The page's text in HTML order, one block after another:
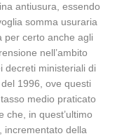
antiusura, essendo
somma usuraria
per certo anche agli
nell’ambito
decreti ministeriali di
1996, ove questi
medio praticato
che, in quest’ultimo
incrementato della